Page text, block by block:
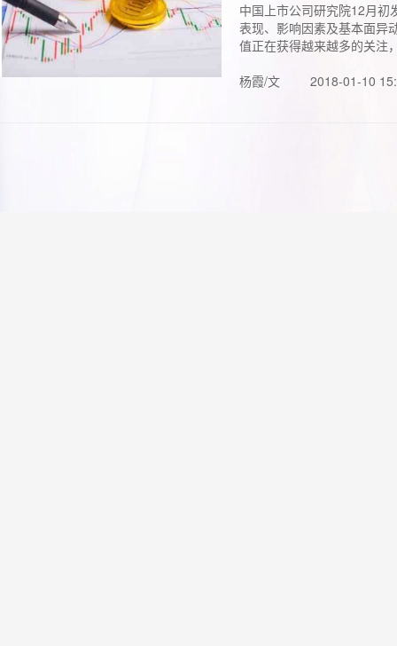
中国上市公司研究院12月初
表现、影响因素及基本面异
值正在获得越来越多的关注
杨霞/文
2018-01-10